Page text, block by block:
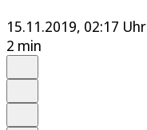
15.11.2019, 02:17 Uhr
2 min